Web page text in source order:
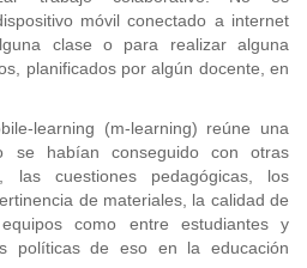
móvil conectado a internet
clase o para realizar alguna
planificados por algún docente, en
learning (m-learning) reúne una
se habían conseguido con otras
las cuestiones pedagógicas, los
de materiales, la calidad de
como entre estudiantes y
políticas de eso en la educación